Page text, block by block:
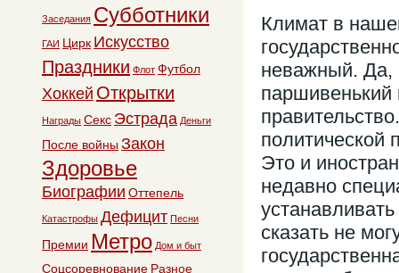
Климат в
неважный. Да,
паршивенький
политической
Это и
недавно
сказать не
Заседания Субботники
ГАИ Цирк Искусство
Праздники Флот Футбол
Хоккей Открытки
Награды Секс Эстрада Деньги
После войны Закон
Здоровье
Биографии Оттепель
Катастрофы Дефицит Песни
Премии Метро Дом и быт
Соцсоревнование Разное